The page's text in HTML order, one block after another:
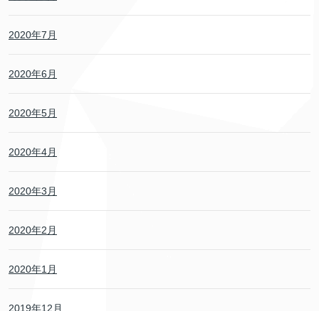
2020年7月
2020年6月
2020年5月
2020年4月
2020年3月
2020年2月
2020年1月
2019年12月